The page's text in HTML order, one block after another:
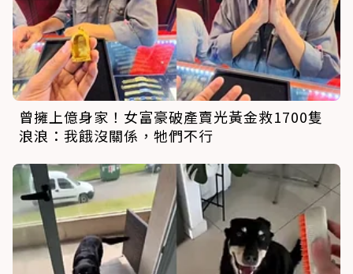
曾擁上億身家！女富豪破產賣光黃金救1700隻
浪浪：我餓沒關係，牠們不行